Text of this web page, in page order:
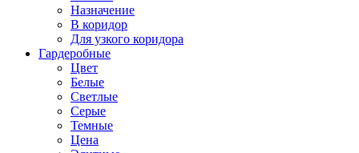
Назначение
В коридор
Для узкого коридора
Гардеробные
Цвет
Белые
Светлые
Серые
Темные
Цена